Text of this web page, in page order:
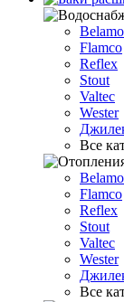
Flamco
Reflex
Stout
Valtec
Wester
Все
Flamco
Reflex
Stout
Valtec
Wester
Все